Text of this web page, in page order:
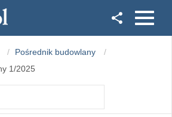
Instagram
Pośrednik budowlany
1/2025